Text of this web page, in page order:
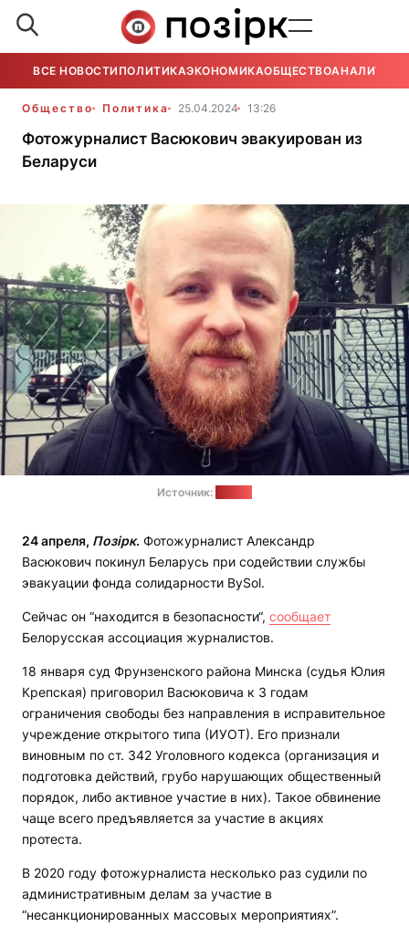
ВСЕ НОВОСТИ ПОЛИТИКАЭКОНОМИКАОБЩЕСТВОАНАЛИТИКА
Общество Политика 25.04.2024 13:26
Фотожурналист Васюкович эвакуирован из
Беларуси
Источник:
24 апреля, Позірк. Фотожурналист Александр
Васюкович покинул Беларусь при содействии службы
эвакуации фонда солидарности BySol.
Сейчас он “находится в безопасности“, сообщает
Белорусская ассоциация журналистов.
18 января суд Фрунзенского района Минска (судья Юлия
Крепская) приговорил Васюковича к 3 годам
ограничения свободы без направления в исправительное
учреждение открытого типа (ИУОТ). Его признали
виновным по ст. 342 Уголовного кодекса (организация и
подготовка действий, грубо нарушающих общественный
порядок, либо активное участие в них). Такое обвинение
чаще всего предъявляется за участие в акциях
протеста.
В 2020 году фотожурналиста несколько раз судили по
административным делам за участие в
“несанкционированных массовых мероприятиях”.